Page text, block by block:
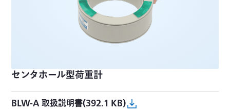
センタホール型荷重計
BLW-A 取扱説明書(392.1 KB)